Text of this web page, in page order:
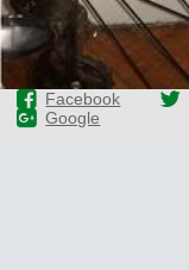
Facebook
Google